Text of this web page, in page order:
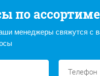
по
менеджеры свяжутся с